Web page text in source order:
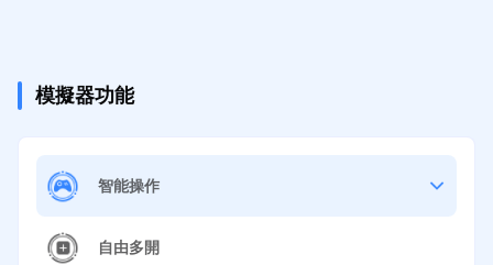
模擬器功能
智能操作
自由多開